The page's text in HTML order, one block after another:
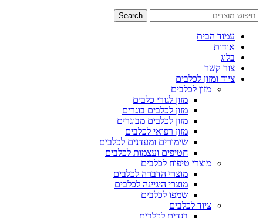
Search
עמוד הבית
אודות
בלוג
צור קשר
ציוד ומזון לכלבים
מזון לכלבים
מזון לגורי כלבים
מזון לכלבים בוגרים
מזון לכלבים מבוגרים
מזון רפואי לכלבים
שימורים ומעדנים לכלבים
חטיפים ועצמות לכלבים
מוצרי טיפוח לכלבים
מוצרי הדברה לכלבים
מוצרי היגיינה לכלבים
שמפו לכלבים
ציוד לכלבים
בגדים לכלבים